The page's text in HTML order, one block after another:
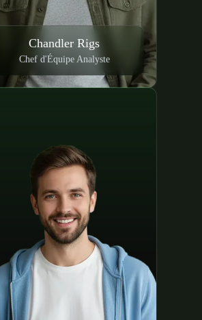
Chandler Rigs
Chef d'Équipe Analyste